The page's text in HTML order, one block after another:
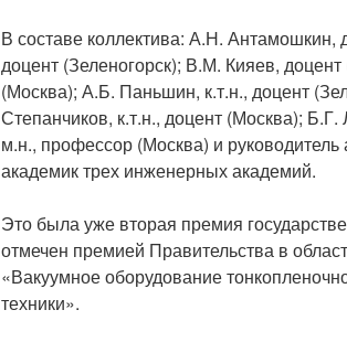
В составе коллектива: А.Н. Антамошкин,
доцент (Зеленогорск); В.М. Кияев,
(Москва); А.Б. Паньшин, к.т.н., доцент
Степанчиков, к.т.н., доцент (Москва);
м.н., профессор (Москва) и
академик трех инженерных академий.
Это была уже вторая премия
отмечен премией Правительства в
«Вакуумное оборудование
техники».